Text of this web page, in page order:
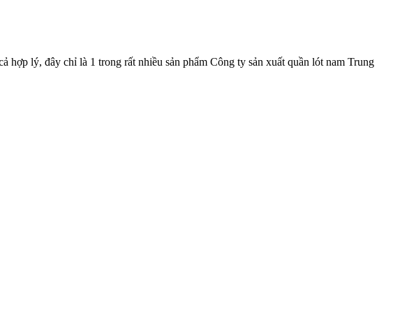
lý, đây chỉ là 1 trong rất nhiều sản phẩm Công ty sản xuất quần lót nam Trung